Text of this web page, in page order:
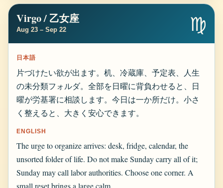
Virgo / 乙女座
Aug 23 – Sep 22 ♍
日本語
片づけたい欲が出ます。机、冷蔵庫、予定表、人生
の未分類フォルダ。全部を日曜に背負わせると、日
曜が労基署に相談します。今日は一か所だけ。小さ
く整えると、大きく安心できます。
ENGLISH
The urge to organize arrives: desk, fridge, calendar, the
unsorted folder of life. Do not make Sunday carry all of it;
Sunday may call labor authorities. Choose one corner. A